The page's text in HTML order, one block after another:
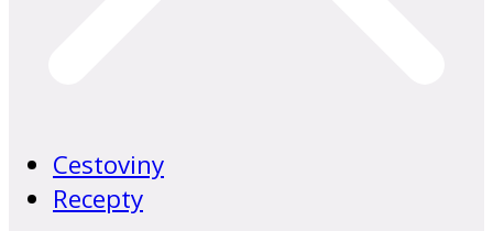
Cestoviny
Recepty